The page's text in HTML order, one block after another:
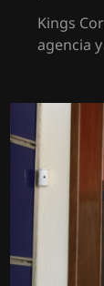
Kings
agencia